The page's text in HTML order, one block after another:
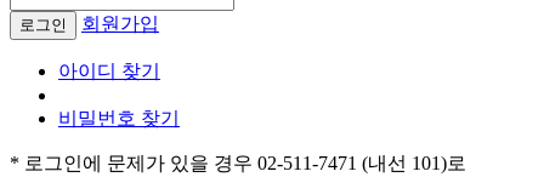
로그인 회원가입
아이디 찾기
비밀번호 찾기
* 로그인에 문제가 있을 경우 02-511-7471 (내선 101)로